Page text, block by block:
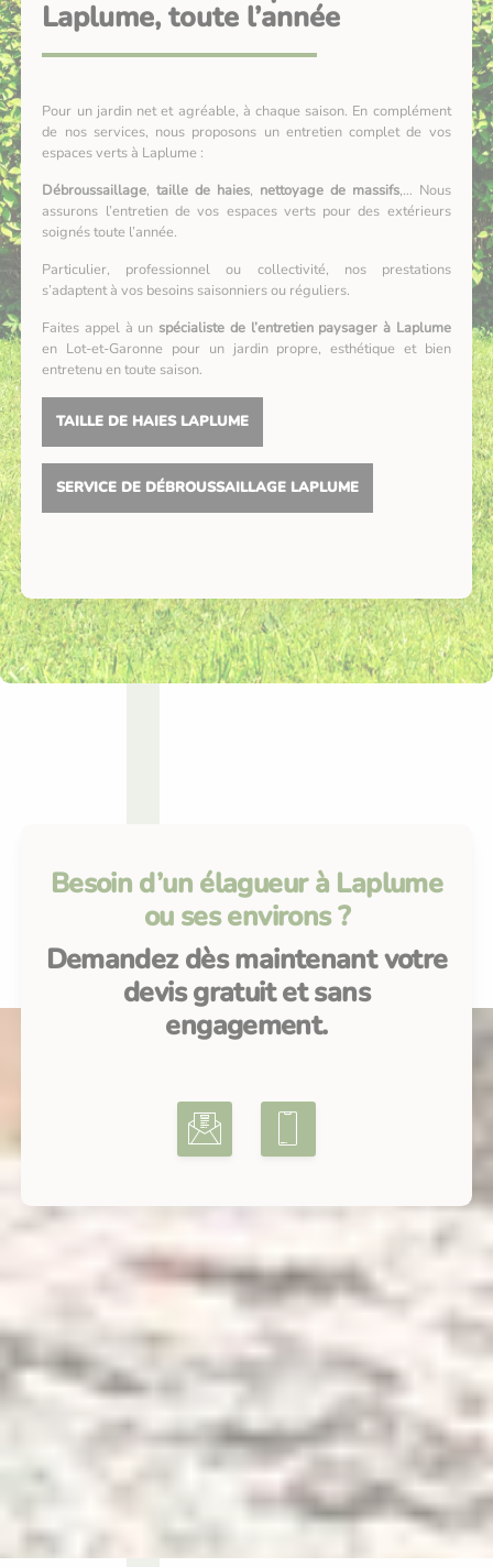
Laplume, toute l’année
Pour un jardin net et agréable, à chaque saison. En complément
de nos services, nous proposons un entretien complet de vos
espaces verts à Laplume :
Débroussaillage,taille de haies, nettoyage de massifs,… Nous
assurons l’entretien de vos espaces verts pour des extérieurs
soignés toute l’année.
Particulier, professionnel ou collectivité, nos prestations
s’adaptent à vos besoins saisonniers ou réguliers.
Faites appel à un spécialiste de l’entretien paysager à Laplume
en Lot-et-Garonne pour un jardin propre, esthétique et bien
entretenu en toute saison.
TAILLE DE HAIES LAPLUME
SERVICE DE DÉBROUSSAILLAGE LAPLUME
Besoin d’un élagueur à Laplume
ou ses environs ?
Demandez dès maintenant votre
devis gratuit et sans
engagement.